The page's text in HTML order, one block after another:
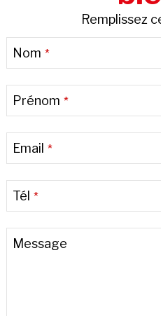
Remplissez
Nom *
Prénom *
Email *
Tél *
Message